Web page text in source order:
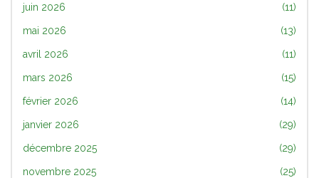
juin 2026 (11)
mai 2026 (13)
avril 2026 (11)
mars 2026 (15)
février 2026 (14)
janvier 2026 (29)
décembre 2025 (29)
novembre 2025 (25)